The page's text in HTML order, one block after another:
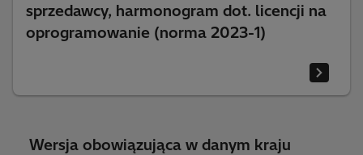
sprzedawcy, harmonogram dot. licencji na
oprogramowanie (norma 2023-1)
Wersja obowiązująca w danym kraju